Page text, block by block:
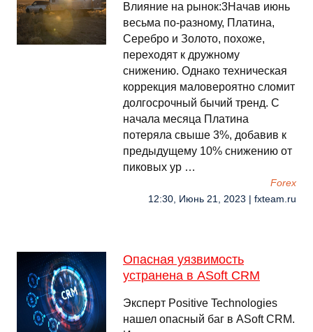
Влияние на рынок:3Начав июнь
весьма по-разному, Платина,
Серебро и Золото, похоже,
переходят к дружному
снижению. Однако техническая
коррекция маловероятно сломит
долгосрочный бычий тренд. С
начала месяца Платина
потеряла свыше 3%, добавив к
предыдущему 10% снижению от
пиковых ур …
Forex
12:30, Июнь 21, 2023 | fxteam.ru
Опасная уязвимость
устранена в ASoft CRM
Эксперт Positive Technologies
нашел опасный баг в ASoft CRM.